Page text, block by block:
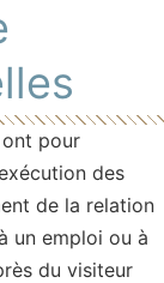
pour
des
de la relation
un emploi ou à
du visiteur